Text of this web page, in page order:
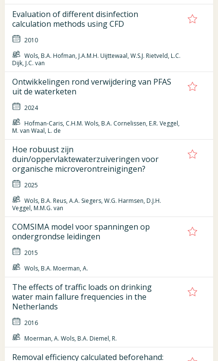
Evaluation of different disinfection
calculation methods using CFD
2010
Wols, B.A. Hofman, J.A.M.H. Uijttewaal, W.S.J. Rietveld, L.C.
Dijk, J.C. van
Ontwikkelingen rond verwijdering van PFAS
uit de waterketen
2024
Hofman-Caris, C.H.M. Wols, B.A. Cornelissen, E.R. Veggel,
M. van Waal, L. de
Hoe robuust zijn
duin/oppervlaktewaterzuiveringen voor
organische microverontreinigingen?
2025
Wols, B.A. Reus, A.A. Siegers, W.G. Harmsen, D.J.H.
Veggel, M.M.G. van
COMSIMA model voor spanningen op
ondergrondse leidingen
2015
Wols, B.A. Moerman, A.
The effects of traffic loads on drinking
water main fallure frequencies in the
Netherlands
2016
Moerman, A. Wols, B.A. Diemel, R.
Removal efficiency calculated beforehand: